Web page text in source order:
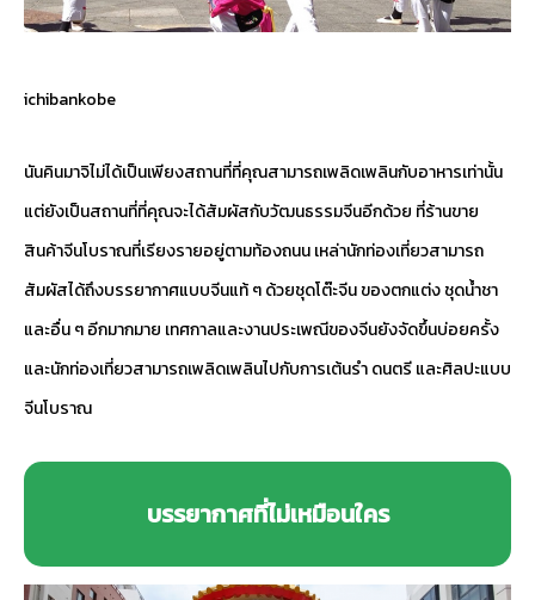
ichibankobe
นันคินมาจิไม่ได้เป็นเพียงสถานที่ที่คุณสามารถเพลิดเพลินกับอาหารเท่านั้น
แต่ยังเป็นสถานที่ที่คุณจะได้สัมผัสกับวัฒนธรรมจีนอีกด้วย ที่ร้านขาย
สินค้าจีนโบราณที่เรียงรายอยู่ตามท้องถนน เหล่านักท่องเที่ยวสามารถ
สัมผัสได้ถึงบรรยากาศแบบจีนแท้ ๆ ด้วยชุดโต๊ะจีน ของตกแต่ง ชุดน้ำชา
และอื่น ๆ อีกมากมาย เทศกาลและงานประเพณีของจีนยังจัดขึ้นบ่อยครั้ง
และนักท่องเที่ยวสามารถเพลิดเพลินไปกับการเต้นรำ ดนตรี และศิลปะแบบ
จีนโบราณ
บรรยากาศที่ไม่เหมือนใคร